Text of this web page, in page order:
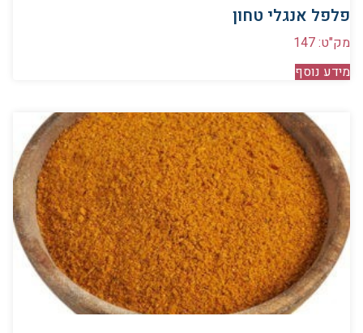
פלפל אנגלי טחון
מק"ט: 147
מידע נוסף